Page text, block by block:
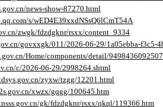
news-show-87270.html
s/wED4E39xxdNSsQ6lCmT54A
zwgk/fdzdgknr/rsxx/content_9334
govxxgk/011/2026-06-29/1a05ebba-f3c5-
Home/components/detail/
c/2026-06-29/2998264.shtml
zyxw/tzgg/12201.html
xwzx/gqgg/100645.htm
gk/fdzdgknr/rsxx/qkql/119366.htm